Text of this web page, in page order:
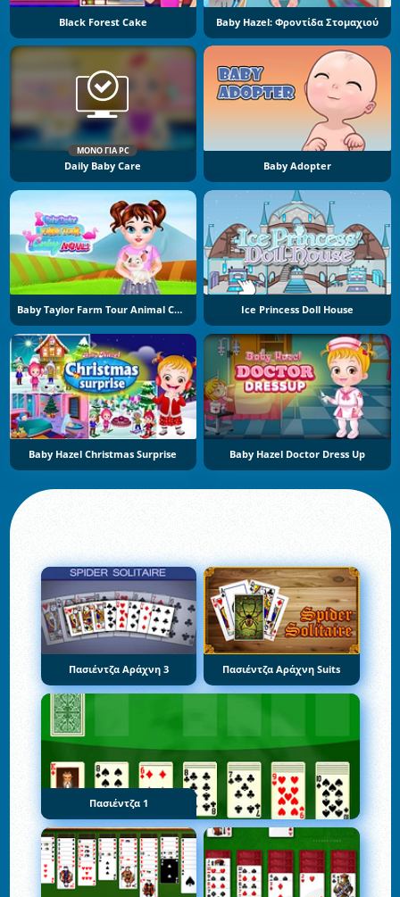
Black Forest Cake Baby Hazel: Φροντίδα Στομαχιού
ΜΌΝΟ ΓΙΑ PC
Daily Baby Care Baby Adopter
Baby Taylor Farm Tour Animal Caring Ice Princess Doll House
Baby Hazel Christmas Surprise Baby Hazel Doctor Dress Up
Πασιέντζα Αράχνη 3 Πασιέντζα Αράχνη Suits
Πασιέντζα 1